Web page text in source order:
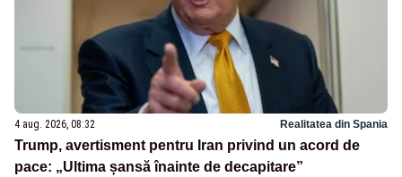
4 aug. 2026, 08:32 Realitatea din Spania
Trump, avertisment pentru Iran privind un acord de
pace: „Ultima șansă înainte de decapitare”